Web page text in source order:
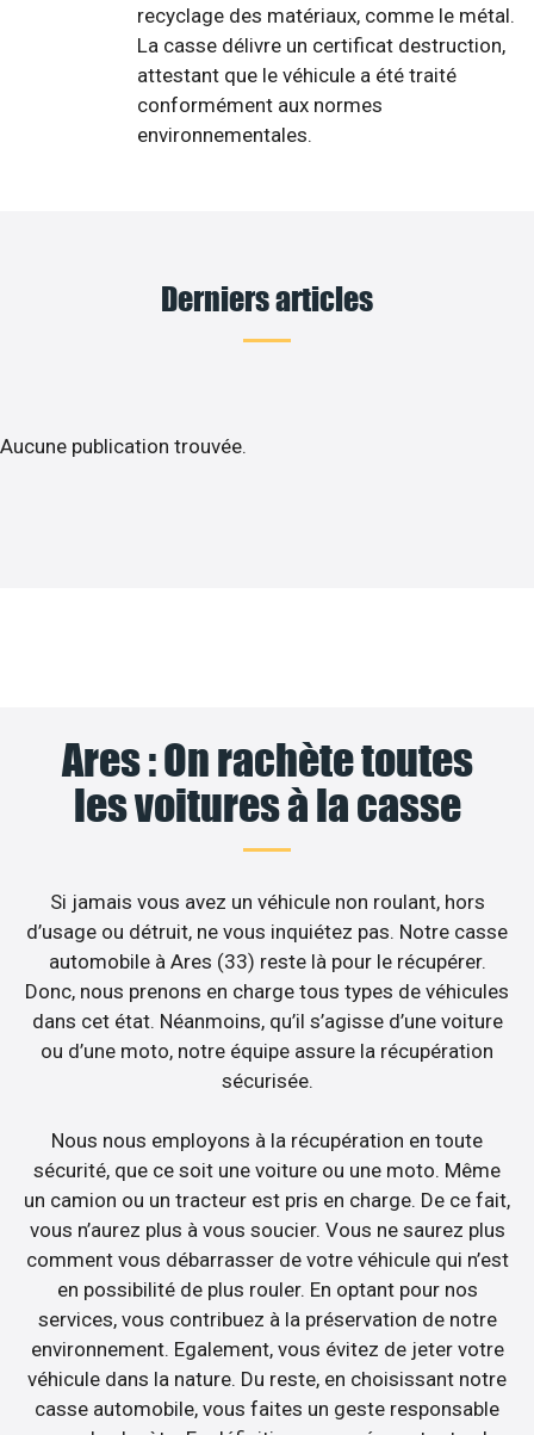
recyclage des matériaux, comme le métal.
La casse délivre un certificat destruction,
attestant que le véhicule a été traité
conformément aux normes
environnementales.
Derniers articles
Aucune publication trouvée.
Ares : On rachète toutes
les voitures à la casse
Si jamais vous avez un véhicule non roulant, hors
d’usage ou détruit, ne vous inquiétez pas. Notre casse
automobile à Ares (33) reste là pour le récupérer.
Donc, nous prenons en charge tous types de véhicules
dans cet état. Néanmoins, qu’il s’agisse d’une voiture
ou d’une moto, notre équipe assure la récupération
sécurisée.
Nous nous employons à la récupération en toute
sécurité, que ce soit une voiture ou une moto. Même
un camion ou un tracteur est pris en charge. De ce fait,
vous n’aurez plus à vous soucier. Vous ne saurez plus
comment vous débarrasser de votre véhicule qui n’est
en possibilité de plus rouler. En optant pour nos
services, vous contribuez à la préservation de notre
environnement. Egalement, vous évitez de jeter votre
véhicule dans la nature. Du reste, en choisissant notre
casse automobile, vous faites un geste responsable